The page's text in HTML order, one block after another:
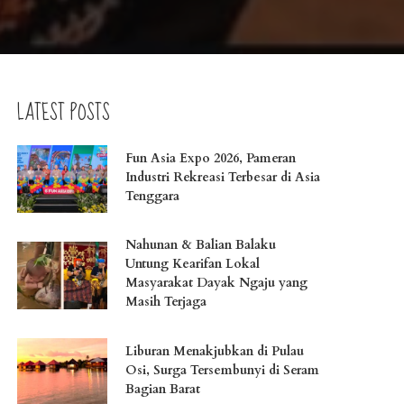
LATEST POSTS
Fun Asia Expo 2026, Pameran
Industri Rekreasi Terbesar di Asia
Tenggara
Nahunan & Balian Balaku
Untung Kearifan Lokal
Masyarakat Dayak Ngaju yang
Masih Terjaga
Liburan Menakjubkan di Pulau
Osi, Surga Tersembunyi di Seram
Bagian Barat